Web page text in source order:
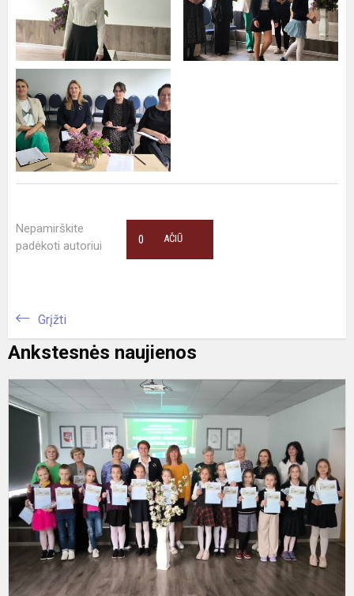
Nepamirškite
padėkoti autoriui
AČIŪ
0
Grįžti
Ankstesnės naujienos